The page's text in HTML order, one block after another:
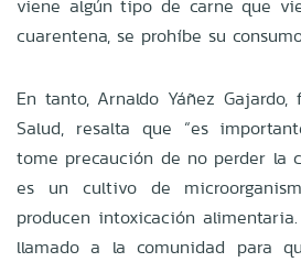
viene algún tipo de carne que
cuarentena, se prohíbe su
En tanto, Arnaldo Yáñez Gajardo,
Salud, resalta que “es
tome precaución de no perder la
es un cultivo de
producen intoxicación
llamado a la comunidad para